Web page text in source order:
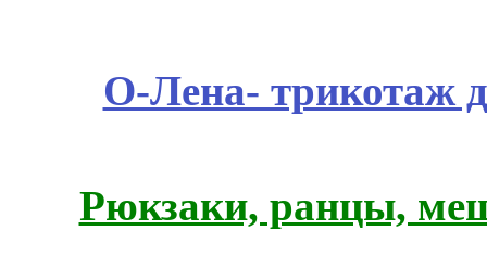
О-Лена- трикотаж
Рюкзаки, ранцы,